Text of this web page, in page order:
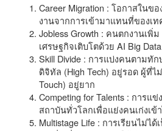
Career Migration : โอกาสในข
งานจากการเข้ามาแทนที่ของเ
Jobless Growth : คนตกงานเพิ่
เศรษฐกิจเติบโตด้วย AI Big
Skill Divide : การแบ่งคนตามทั
ดิจิทัล (High Tech) อยู่รอด ผู้ที่
Touch) อยู่ยาก
Competing for Talents : การแ
สถาบันทั่วโลกเพื่อแย่งคนเก่งเข้
Multistage Life : การเรียนไม่ไ